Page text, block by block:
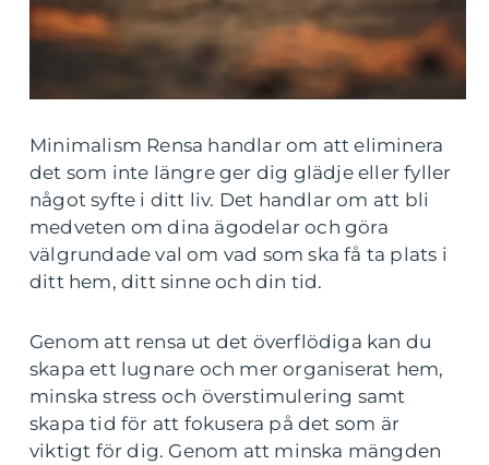
Minimalism Rensa handlar om att eliminera
det som inte längre ger dig glädje eller fyller
något syfte i ditt liv. Det handlar om att bli
medveten om dina ägodelar och göra
välgrundade val om vad som ska få ta plats i
ditt hem, ditt sinne och din tid.
Genom att rensa ut det överflödiga kan du
skapa ett lugnare och mer organiserat hem,
minska stress och överstimulering samt
skapa tid för att fokusera på det som är
viktigt för dig. Genom att minska mängden